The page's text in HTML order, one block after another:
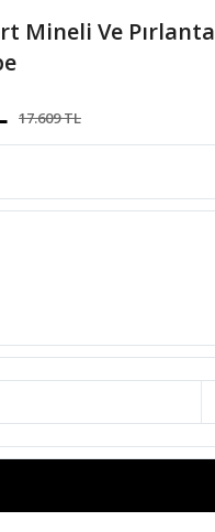
Mineli Ve Pırlanta
17.609 TL